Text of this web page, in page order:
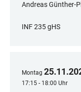
Andreas Günther-
INF 235 gHS
Montag 25.11.
17:15 - 18:00 Uhr